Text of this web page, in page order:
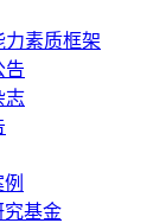
力素质框架
告
志
基金